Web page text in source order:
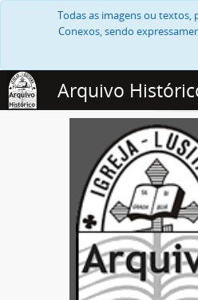
Todas as imagens ou textos,
Conexos, sendo
Arquivo